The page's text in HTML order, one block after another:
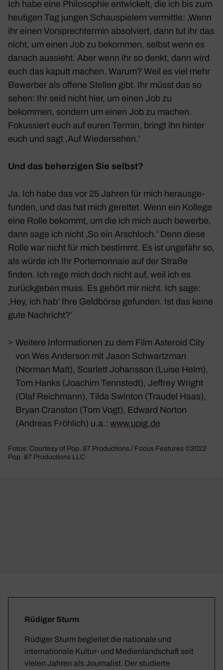
Ich habe eine Philo­so­phie entwi­ckelt, die ich bis zum
heutigen Tag jungen Schau­spie­lern vermittle: ‚Wenn
ihr einen Vorsprech­termin absol­viert, dann tut ihr das
nicht, um einen Job zu bekommen, selbst wenn es
danach aussieht. Aber wenn ihr so denkt, dann wird
euch das kaputt machen. Warum? Weil es viel mehr
Bewerber als offene Stellen gibt. Ihr müsst das so
sehen: Ihr seid nicht hier, um einen Job zu
bekommen, sondern um einen Job zu machen.
Fokus­siert euch auf euren Termin, bringt ihn hinter
euch und sagt ‚Auf Wieder­sehen.’
Und das beher­zigen Sie selbst?
Ja. Ich habe das vor 25 Jahren für mich heraus­ge­
funden, und das hat mich gerettet. Wenn ein Kollege
eine Rolle bekommt, um die ich mich auch bewerbe,
dann sage ich nicht ‚So ein Arsch­loch.’ Denn diese
Rolle war nicht für mich bestimmt. Es ist unge­fähr so,
als würde ich Ihr Porte­mon­naie auf der Straße
finden. Ich rege mich doch nicht auf, weil ich es
zurück­geben muss. Es gehört mir nicht. Ich sage:
‚Hey, ich hab’ Ihre Geld­börse gefunden. Ist das keine
gute Nach­richt?’
> Weitere Informationen zu dem Film Asteroid City
von Wes Anderson mit Jason Schwartzman
(Norman Matt), Scarlett Johansson (Luise Helm),
Tom Hanks (Joachim Tennstedt), Jeffrey Wright
(Olaf Reichmann), Tilda Swinton (Traudel Haas),
Bryan Cranston (Tom Vogt), Edward Norton
(Andreas Fröhlich) u.a.:www.upig.de
Fotos: Courtesy of Pop. 87 Productions / Focus Features ©2022
Pop. 87 Productions LLC
Rüdiger Sturm
Rüdiger Sturm begleitet die nationale und
internationale Kultur- und Medienlandschaft seit
vielen Jahren als Journalist. Der studierte